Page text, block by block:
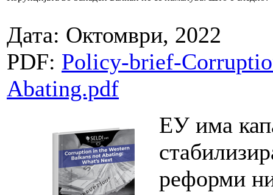
Дата: Октомври, 2022
PDF: Policy-brief-
Abating.pdf
ЕУ има
реформи